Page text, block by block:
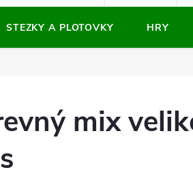
STEZKY A PLOTOVKY HRY
mix